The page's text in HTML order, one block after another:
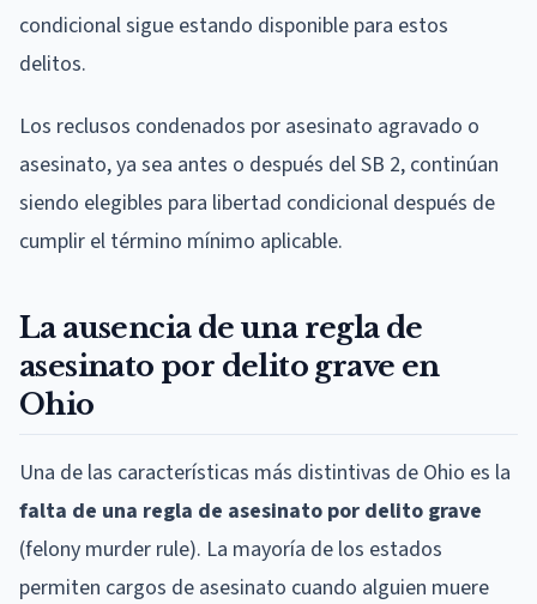
condicional sigue estando disponible para estos
delitos.
Los reclusos condenados por asesinato agravado o
asesinato, ya sea antes o después del SB 2, continúan
siendo elegibles para libertad condicional después de
cumplir el término mínimo aplicable.
La ausencia de una regla de
asesinato por delito grave en
Ohio
Una de las características más distintivas de Ohio es la
falta de una regla de asesinato por delito grave
(felony murder rule). La mayoría de los estados
permiten cargos de asesinato cuando alguien muere